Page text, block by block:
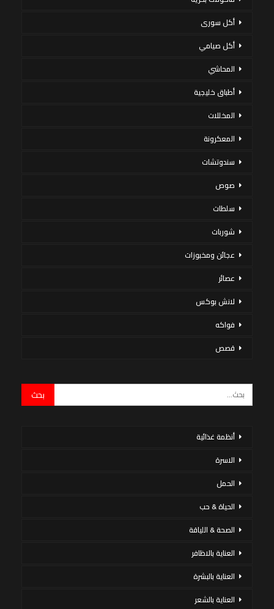
أكل سورى
أكل صيامي
المحاشي
أطباق خليجية
المخللات
المعكرونة
سندوتشات
صوص
سلطات
شوربات
عجائن ومخبوزات
عصائر
لانش بوكس
فواكه
قصص
أنظمة غذائية
الاسرة
الحمل
الحياة & حب
الصحة & اللياقة
العناية بالاظافر
العناية بالبشرة
العناية بالشعر